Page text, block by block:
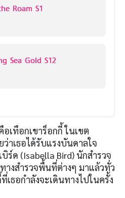
Roam S1
Sea Gold S12
เทือกเขาร็อกกี้ ในเขต
าเธอได้รับแรงบันดาลใจ
ร์ด (Isabella Bird) นักสำรวจ
งสำรวจพื้นที่ต่างๆ มาแล้วทั่ว
เธอกำลังจะเดินทางไปในครั้ง